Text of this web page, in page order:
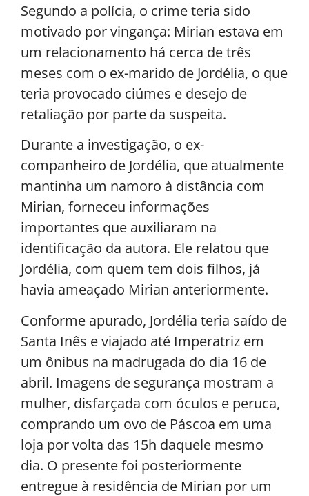
Segundo a polícia, o crime teria sido
motivado por vingança: Mirian estava em
um relacionamento há cerca de três
meses com o ex-marido de Jordélia, o que
teria provocado ciúmes e desejo de
retaliação por parte da suspeita.
Durante a investigação, o ex-
companheiro de Jordélia, que atualmente
mantinha um namoro à distância com
Mirian, forneceu informações
importantes que auxiliaram na
identificação da autora. Ele relatou que
Jordélia, com quem tem dois filhos, já
havia ameaçado Mirian anteriormente.
Conforme apurado, Jordélia teria saído de
Santa Inês e viajado até Imperatriz em
um ônibus na madrugada do dia 16 de
abril. Imagens de segurança mostram a
mulher, disfarçada com óculos e peruca,
comprando um ovo de Páscoa em uma
loja por volta das 15h daquele mesmo
dia. O presente foi posteriormente
entregue à residência de Mirian por um